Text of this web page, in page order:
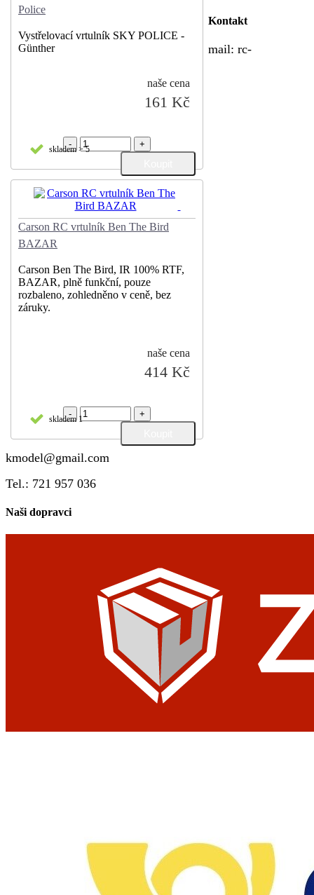
Police
Vystřelovací vrtulník SKY POLICE -
Günther
naše cena
161 Kč
skladem > 5
- +
Carson RC vrtulník Ben The Bird
BAZAR
Carson Ben The Bird, IR 100% RTF,
BAZAR, plně funkční, pouze
rozbaleno, zohledněno v ceně, bez
záruky.
naše cena
414 Kč
skladem 1
- +
Kontakt
mail: rc-
kmodel@gmail.com
Tel.: 721 957 036
Naši dopravci